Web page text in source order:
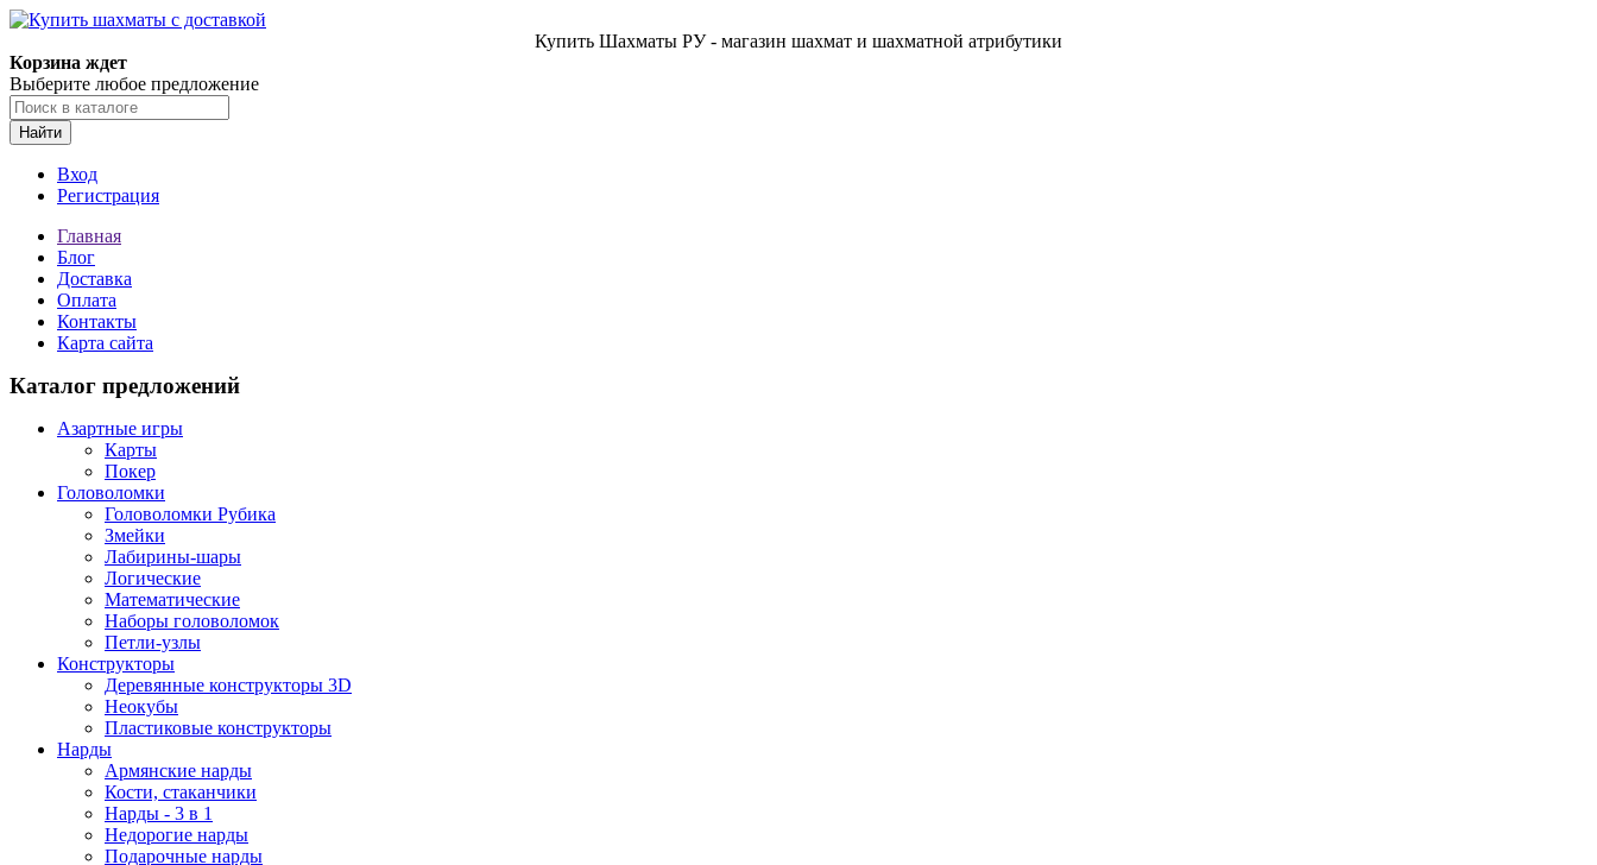
Купить Шахматы РУ - магазин шахмат и шахматной атрибутики
Корзина ждет
Выберите любое предложение
Найти
Вход
Регистрация
Главная
Блог
Доставка
Оплата
Контакты
Карта сайта
Каталог предложений
Азартные игры
Карты
Покер
Головоломки
Головоломки Рубика
Змейки
Лабирины-шары
Логические
Математические
Наборы головоломок
Петли-узлы
Конструкторы
Деревянные конструкторы 3D
Неокубы
Пластиковые конструкторы
Нарды
Армянские нарды
Кости, стаканчики
Нарды - 3 в 1
Недорогие нарды
Подарочные нарды